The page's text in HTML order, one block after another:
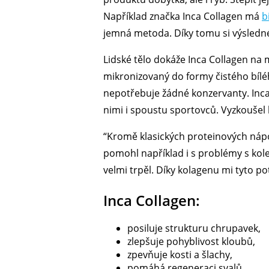
Například značka Inca Collagen má
jemná metoda. Díky tomu si
Lidské tělo dokáže Inca Collagen
mikronizovaný do formy čistého
nepotřebuje žádné konzervanty.
nimi i spoustu sportovců. Vyzkoušel
“Kromě klasických proteinových
pomohl například i s problémy s
velmi trpěl. Díky kolagenu mi tyto
Inca Collagen:
posiluje strukturu chrupavek,
zlepšuje pohyblivost kloubů,
zpevňuje kosti a šlachy,